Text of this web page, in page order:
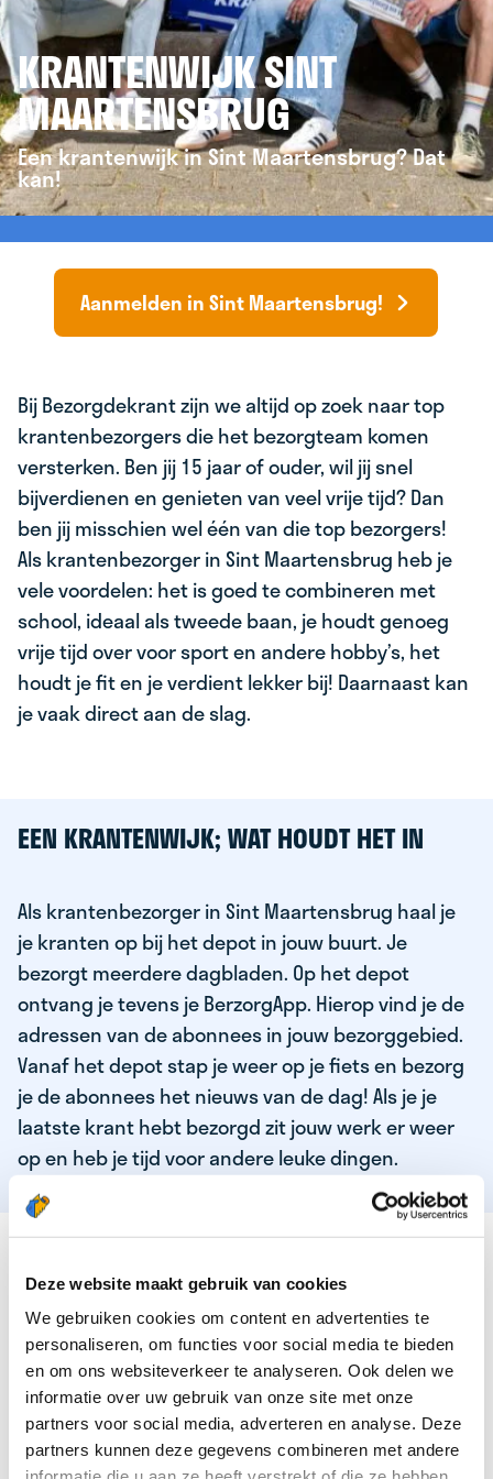
Deze website maakt gebruik van cookies
We gebruiken cookies om content en advertenties te
personaliseren, om functies voor social media te bieden
en om ons websiteverkeer te analyseren. Ook delen we
informatie over uw gebruik van onze site met onze
partners voor social media, adverteren en analyse. Deze
partners kunnen deze gegevens combineren met andere
KRANTENWIJK SINT
MAARTENSBRUG
Een krantenwijk in Sint Maartensbrug? Dat
kan!
Aanmelden in Sint Maartensbrug!
Bij Bezorgdekrant zijn we altijd op zoek naar top
krantenbezorgers die het bezorgteam komen
versterken. Ben jij 15 jaar of ouder, wil jij snel
bijverdienen en genieten van veel vrije tijd? Dan
ben jij misschien wel één van die top bezorgers!
Als krantenbezorger in Sint Maartensbrug heb je
vele voordelen: het is goed te combineren met
school, ideaal als tweede baan, je houdt genoeg
vrije tijd over voor sport en andere hobby’s, het
houdt je fit en je verdient lekker bij! Daarnaast kan
je vaak direct aan de slag.
EEN KRANTENWIJK; WAT HOUDT HET IN
Als krantenbezorger in Sint Maartensbrug haal je
je kranten op bij het depot in jouw buurt. Je
bezorgt meerdere dagbladen. Op het depot
ontvang je tevens je BerzorgApp. Hierop vind je de
adressen van de abonnees in jouw bezorggebied.
Vanaf het depot stap je weer op je fiets en bezorg
je de abonnees het nieuws van de dag! Als je je
laatste krant hebt bezorgd zit jouw werk er weer
op en heb je tijd voor andere leuke dingen.
DEZE KWALITEITEN HEEFT ONZE TOP
KRANTENBEZORGER
Je bent verantwoordelijk en zelfstandig
Je houdt van lekker bewegen in de frisse lucht
Je houdt vooral van fijn werk dat lekker bijverdient!
Je wordt blij van het bezorgen van het laatste nieuws